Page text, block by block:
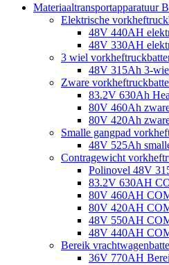
Materiaaltransportapparatuur
Elektrische
48V 440AH
48V 330AH
3 wiel
48V 315Ah 3-
Zware
83.2V 630Ah
80V 460Ah
80V 420Ah
Smalle gangpad
48V 525Ah
Contragewicht
Polinovel 48V
83.2V 630AH
80V 460AH
80V 420AH
48V 550AH
48V 440AH
Bereik
36V 770AH